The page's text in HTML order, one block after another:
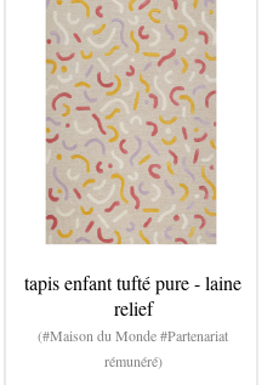
tapis enfant tufté pure - laine
relief
(#Maison du Monde #Partenariat
rémunéré)